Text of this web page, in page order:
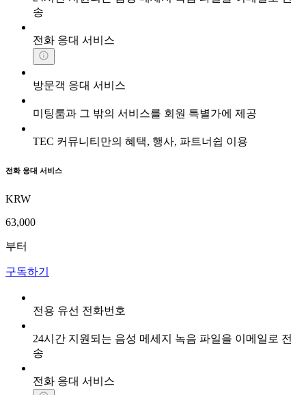
송
전화 응대 서비스
방문객 응대 서비스
미팅룸과 그 밖의 서비스를 회원 특별가에 제공
TEC 커뮤니티만의 혜택, 행사, 파트너쉽 이용
전화 응대 서비스
KRW
63,000
부터
구독하기
전용 유선 전화번호
24시간 지원되는 음성 메세지 녹음 파일을 이메일로 전
송
전화 응대 서비스